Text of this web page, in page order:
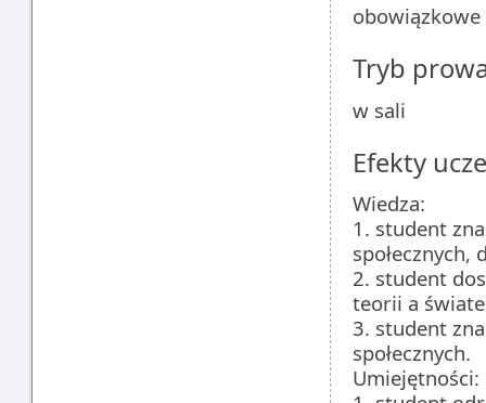
obowiązkowe
Tryb
w sali
Efekty
Wiedza:
1. student
2. student
teorii a
3. student
społecznych.
Umiejętności: